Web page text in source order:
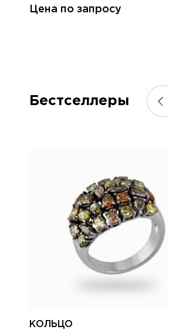
Цена по запросу
Бестселлеры
КОЛЬЦО